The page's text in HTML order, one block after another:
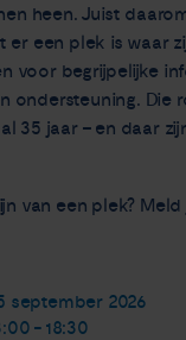
heen. Juist
er een plek is waar
voor begrijpelijke
ondersteuning. Die
35 jaar – en daar
van een plek?
september 2026
- 18:30